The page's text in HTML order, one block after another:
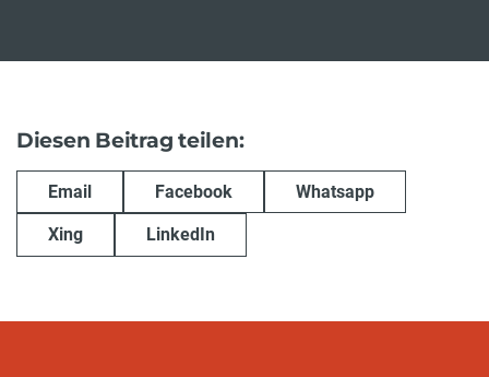
Diesen Beitrag teilen:
Email Facebook Whatsapp
Xing LinkedIn